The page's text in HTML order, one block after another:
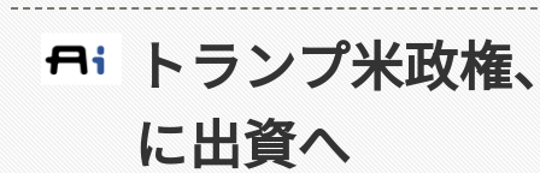
トランプ米政
に出資へ